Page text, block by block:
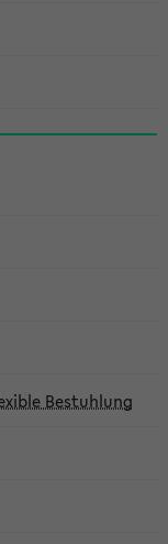
Bestuhlung